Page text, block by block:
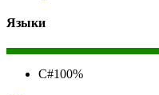
Языки
C#100%